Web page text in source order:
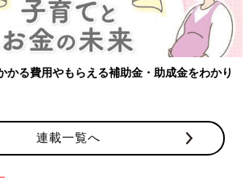
かる費用やもらえる補助金・助成金をわかり
連載一覧へ